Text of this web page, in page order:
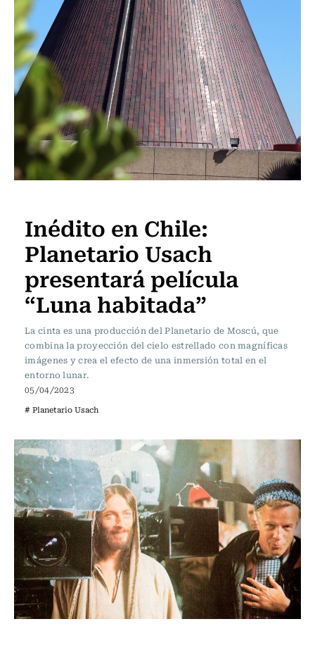
Inédito en Chile:
Planetario Usach
presentará película
“Luna habitada”
La cinta es una producción del Planetario de Moscú, que
combina la proyección del cielo estrellado con magníficas
imágenes y crea el efecto de una inmersión total en el
entorno lunar.
05/04/2023
# Planetario Usach